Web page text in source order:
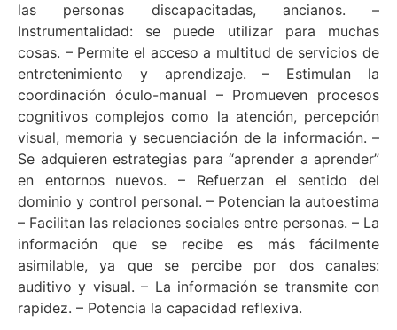
las personas discapacitadas, ancianos. –
Instrumentalidad: se puede utilizar para muchas
cosas. – Permite el acceso a multitud de servicios de
entretenimiento y aprendizaje. – Estimulan la
coordinación óculo-manual – Promueven procesos
cognitivos complejos como la atención, percepción
visual, memoria y secuenciación de la información. –
Se adquieren estrategias para “aprender a aprender”
en entornos nuevos. – Refuerzan el sentido del
dominio y control personal. – Potencian la autoestima
– Facilitan las relaciones sociales entre personas. – La
información que se recibe es más fácilmente
asimilable, ya que se percibe por dos canales:
auditivo y visual. – La información se transmite con
rapidez. – Potencia la capacidad reflexiva.